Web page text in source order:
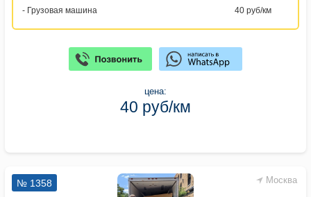
- Грузовая машина 40 руб/км
цена:
40 руб/км
Москва
№ 1358